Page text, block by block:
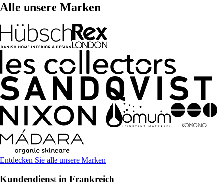
Alle unsere Marken
Entdecken Sie alle unsere Marken
Kundendienst in Frankreich